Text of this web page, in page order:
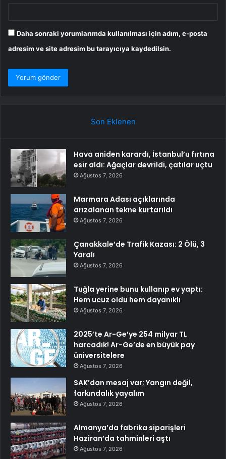
Daha sonraki yorumlarımda kullanılması için adım, e-posta
adresim ve site adresim bu tarayıcıya kaydedilsin.
Son Eklenen
Hava aniden karardı, İstanbul’u fırtına
esir aldı: Ağaçlar devrildi, çatılar uçtu
Ağustos 7, 2026
Marmara Adası açıklarında
arızalanan tekne kurtarıldı
Ağustos 7, 2026
Çanakkale’de Trafik Kazası: 2 Ölü, 3
Yaralı
Ağustos 7, 2026
Tuğla yerine bunu kullanıp ev yaptı:
Hem ucuz oldu hem dayanıklı
Ağustos 7, 2026
2025’te Ar-Ge’ye 254 milyar TL
harcadık! Ar-Ge’de en büyük pay
üniversitelere
Ağustos 7, 2026
SAK’dan mesaj var; Yangın değil,
farkındalık yayalım
Ağustos 7, 2026
Almanya’da fabrika siparişleri
Haziran’da tahminleri aştı
Ağustos 7, 2026